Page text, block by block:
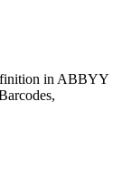
in ABBYY